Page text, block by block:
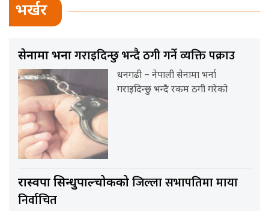
भर्खर
सेनामा भर्नागराइदिन्छु भन्दै ठगी गर्ने व्यक्ति पक्राउ
धनगढी – नेपाली सेनामा भर्ना
गराइदिन्छु भन्दै रकम ठगी गरेको
रास्वपा सिन्धुपाल्चोककोजिल्ला सभापतिमा माया
निर्वाचित